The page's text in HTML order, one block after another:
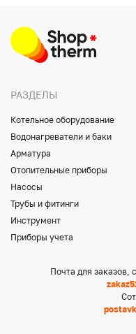
РАЗДЕЛЫ
Котельное оборудование
Водонагреватели и баки
Арматура
Отопительные приборы
Насосы
Трубы и фитинги
Инструмент
Приборы учета
Почта для заказов,